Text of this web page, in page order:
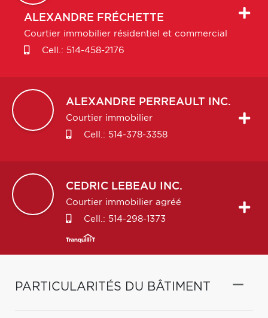
ALEXANDRE FRÉCHETTE
Courtier immobilier résidentiel et commercial
Cell.: 514-458-2176
ALEXANDRE PERREAULT INC.
Courtier immobilier
Cell.: 514-378-3358
CEDRIC LEBEAU INC.
Courtier immobilier agréé
Cell.: 514-298-1373
PARTICULARITÉS DU BÂTIMENT